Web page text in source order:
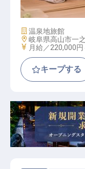
施設業態
温泉地旅館
勤務地
岐阜県高山市一
給与
月給／220,000円
キープする